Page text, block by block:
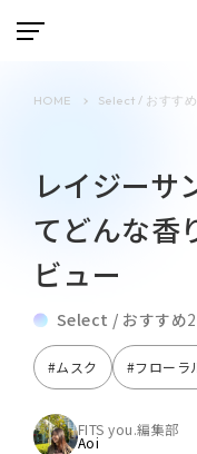
HOME Select / おすすめ
レイジーサ
てどんな香
ビュー
Select / おすすめ
#ムスク #フローラ
FITS you.編集部
Aoi